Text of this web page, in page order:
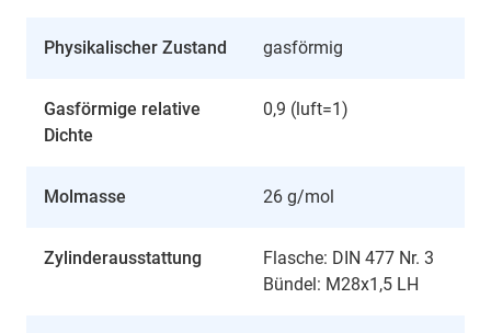
Physikalischer Zustand gasförmig
Gasförmige relative
Dichte
0,9 (luft=1)
Molmasse 26 g/mol
Zylinderausstattung
Flasche: DIN 477 Nr. 3
Bündel: M28x1,5 LH